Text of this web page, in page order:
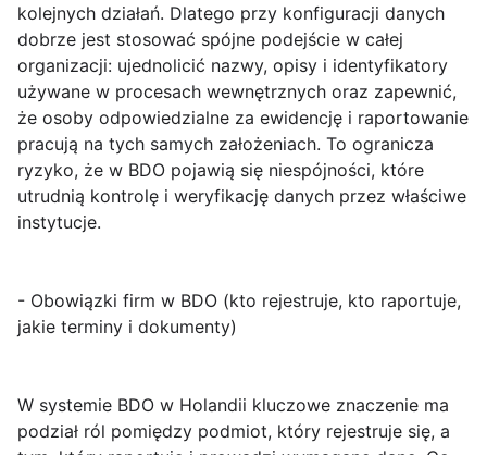
kolejnych działań. Dlatego przy konfiguracji danych
dobrze jest stosować spójne podejście w całej
organizacji: ujednolicić nazwy, opisy i identyfikatory
używane w procesach wewnętrznych oraz zapewnić,
że osoby odpowiedzialne za ewidencję i raportowanie
pracują na tych samych założeniach. To ogranicza
ryzyko, że w BDO pojawią się niespójności, które
utrudnią kontrolę i weryfikację danych przez właściwe
instytucje.
- Obowiązki firm w BDO (kto rejestruje, kto raportuje,
jakie terminy i dokumenty)
W systemie BDO w Holandii kluczowe znaczenie ma
podział ról pomiędzy podmiot, który rejestruje się, a